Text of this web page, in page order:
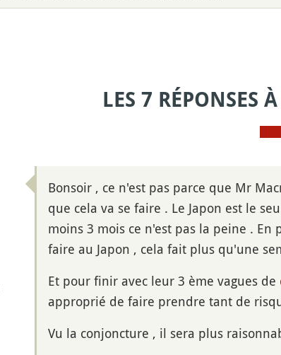
LES 7 RÉPONSES
Bonsoir , ce n'est pas parce que Mr
que cela va se faire . Le Japon est le
moins 3 mois ce n'est pas la peine . En
faire au Japon , cela fait plus qu'une
Et pour finir avec leur 3 ème vagues de
approprié de faire prendre tant de
Vu la conjoncture , il sera plus